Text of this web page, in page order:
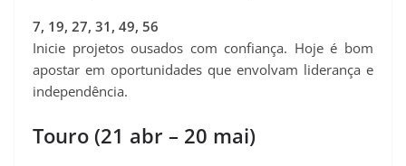
7, 19, 27, 31, 49, 56
Inicie projetos ousados com confiança. Hoje é bom
apostar em oportunidades que envolvam liderança e
independência.
Touro (21 abr – 20 mai)